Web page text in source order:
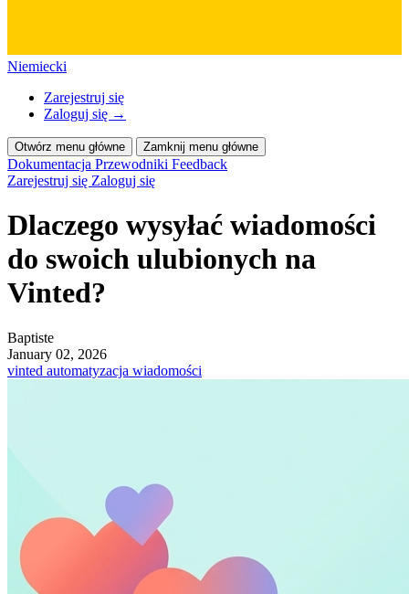
Niemiecki
Zarejestruj się
Zaloguj się →
Otwórz menu główne Zamknij menu główne
Dokumentacja Przewodniki Feedback
Zarejestruj się Zaloguj się
Dlaczego wysyłać wiadomości
do swoich ulubionych na
Vinted?
Baptiste
January 02, 2026
vinted automatyzacja wiadomości